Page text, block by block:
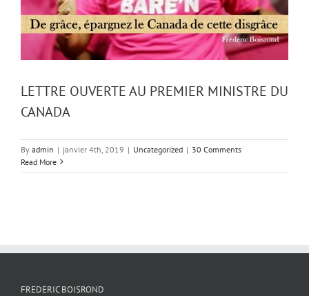
LETTRE OUVERTE AU PREMIER MINISTRE DU
CANADA
By admin | janvier 4th, 2019 | Uncategorized | 30 Comments
Read More
FREDERIC BOISROND